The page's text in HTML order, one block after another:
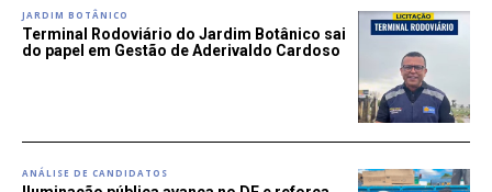
JARDIM BOTÂNICO
Terminal Rodoviário do Jardim Botânico sai
do papel em Gestão de Aderivaldo Cardoso
ANÁLISE DE CANDIDATOS